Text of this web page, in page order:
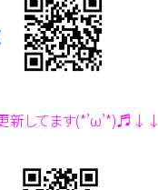
新してます(*’ω’*)♬↓↓